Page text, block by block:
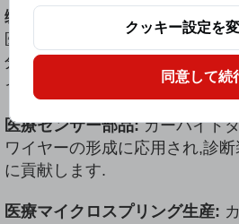
缝合線形成:
医学分野では,こ
医医療医医療医医医学分野では
分野では,均一性と強度を確保
イヤーの形成に不可欠です.
医療センサー部品:カーバイド
ワイヤーの形成に応用され,診
に貢献します.
医療マイクロスプリング生産:
クッキー設定を
同意して続